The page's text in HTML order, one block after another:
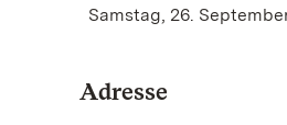
Samstag, 26.
Adresse